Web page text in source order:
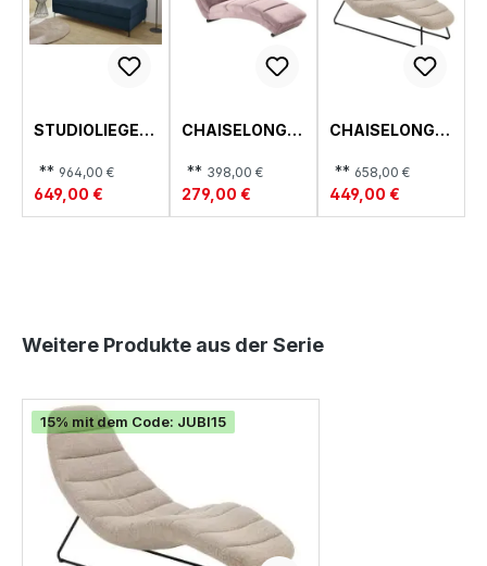
STUDIOLIEGE,
** 964,00 €
649,00 €
CHAISELONGU
** 398,00 €
279,00 €
CHAISELONGU
** 658,00 €
449,00 €
Produktgalerie überspringen
Weitere Produkte aus der Serie
15% mit dem Code: JUBI15